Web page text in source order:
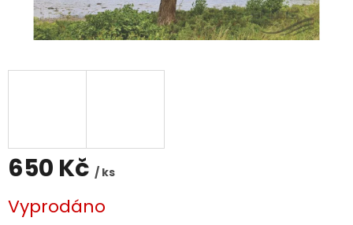
650 Kč / ks
cena:
Vyprodáno